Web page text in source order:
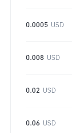
0.0005 USD
0.008 USD
0.02 USD
0.06 USD